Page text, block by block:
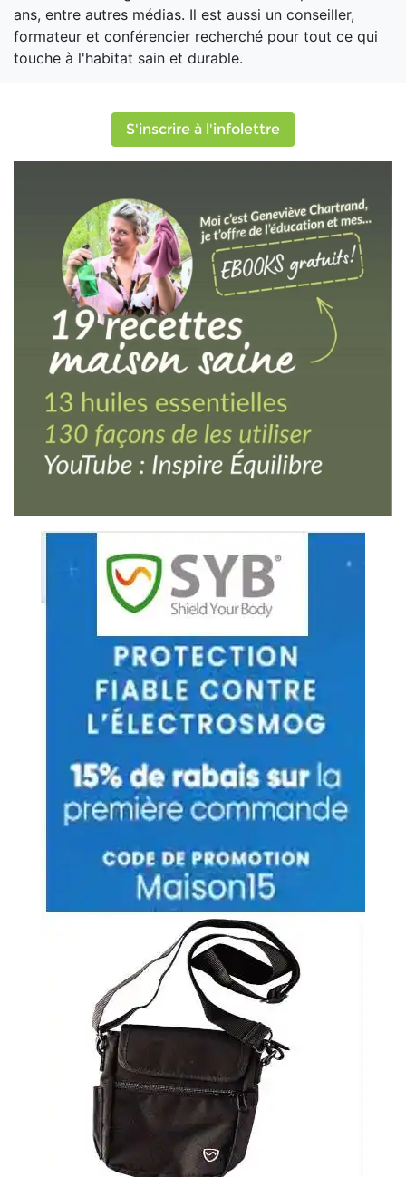
ans, entre autres médias. Il est aussi un conseiller,
formateur et conférencier recherché pour tout ce qui
touche à l'habitat sain et durable.
S'inscrire à l'infolettre